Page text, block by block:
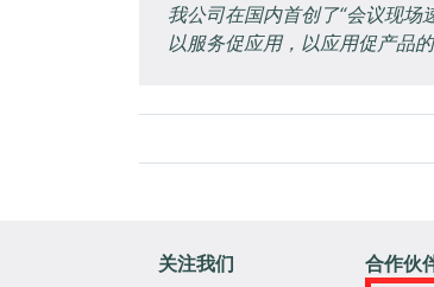
我公司在国内首创了“会议现场
以服务促应用，以应用促产品
关注我们 合作伙